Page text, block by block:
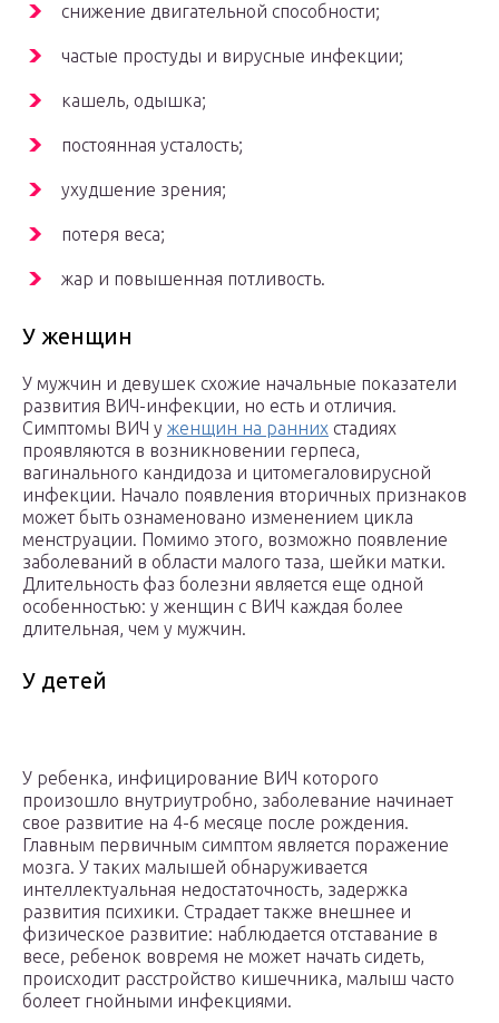
снижение двигательной способности;
частые простуды и вирусные инфекции;
кашель, одышка;
постоянная усталость;
ухудшение зрения;
потеря веса;
жар и повышенная потливость.
У женщин
У мужчин и девушек схожие начальные показатели
развития ВИЧ-инфекции, но есть и отличия.
Симптомы ВИЧ у женщин на ранних стадиях
проявляются в возникновении герпеса,
вагинального кандидоза и цитомегаловирусной
инфекции. Начало появления вторичных признаков
может быть ознаменовано изменением цикла
менструации. Помимо этого, возможно появление
заболеваний в области малого таза, шейки матки.
Длительность фаз болезни является еще одной
особенностью: у женщин с ВИЧ каждая более
длительная, чем у мужчин.
У детей
У ребенка, инфицирование ВИЧ которого
произошло внутриутробно, заболевание начинает
свое развитие на 4-6 месяце после рождения.
Главным первичным симптом является поражение
мозга. У таких малышей обнаруживается
интеллектуальная недостаточность, задержка
развития психики. Страдает также внешнее и
физическое развитие: наблюдается отставание в
весе, ребенок вовремя не может начать сидеть,
происходит расстройство кишечника, малыш часто
болеет гнойными инфекциями.